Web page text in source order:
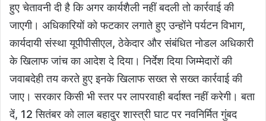
हुए चेतावनी दी है कि अगर कार्यशैली नहीं बदली तो कार्रवाई की
जाएगी। अधिकारियों को फटकार लगाते हुए उन्होंने पर्यटन विभाग,
कार्यदायी संस्था यूपीपीसीएल, ठेकेदार और संबंधित नोडल अधिकारी
के खिलाफ जांच का आदेश दे दिया। निर्देश दिया जिम्मेदारों की
जवाबदेही तय करते हुए इनके खिलाफ सख्त से सख्त कार्रवाई की
जाए। सरकार किसी भी स्तर पर लापरवाही बर्दाश्त नहीं करेगी। बता
दें, 12 सितंबर को लाल बहादुर शास्त्री घाट पर नवनिर्मित गुंबद